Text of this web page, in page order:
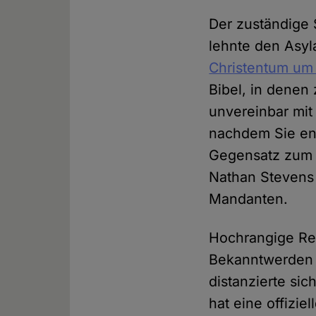
Der zuständige
lehnte den
Christentum
Bibel, in denen
unvereinbar
nachdem Sie
Gegensatz
Nathan
Mandanten.
Hochrangige
distanzierte
hat eine